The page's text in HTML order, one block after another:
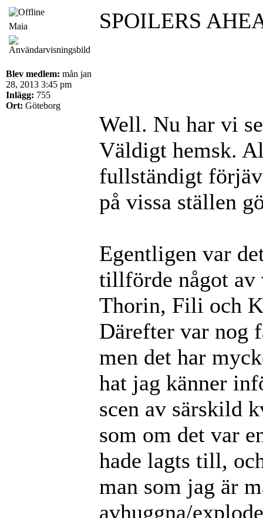
Maia
Blev medlem: mån jan
28, 2013 3:45 pm
Inlägg: 755
Ort: Göteborg
SPOILERS
Well. Nu har vi
Väldigt hemsk.
fullständigt
på vissa ställen
Egentligen var
tillförde något av
Thorin, Fili och
Därefter var nog
men det har
hat jag känner
scen av särskild
som om det var
hade lagts till,
man som jag är
avhuggna/